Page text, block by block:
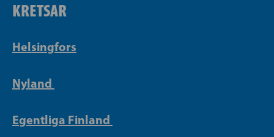
KRETSAR
Helsingfors
Nyland
Egentliga Finland